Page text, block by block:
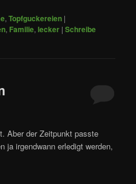
,Topfguckereien |
, Familie,lecker |Schreibe
Aber der Zeitpunkt passte
ja irgendwann erledigt werden,